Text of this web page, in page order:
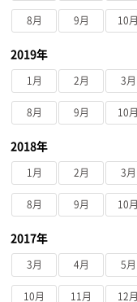
8月 9月 10月
2019年
1月 2月 3月
8月 9月 10月
2018年
1月 2月 3月
8月 9月 10月
2017年
3月 4月 5月
10月 11月 12月